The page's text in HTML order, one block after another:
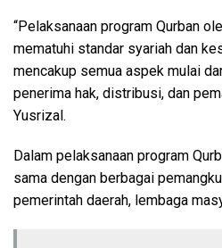
“Pelaksanaan program Qurban
mematuhi standar syariah dan
mencakup semua aspek mulai
penerima hak, distribusi, dan
Yusrizal.
Dalam pelaksanaan program
sama dengan berbagai
pemerintah daerah, lembaga